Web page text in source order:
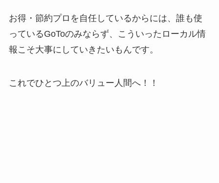
お得・節約プロを自任しているからには、誰も使
っているGoToのみならず、こういったローカル情
報こそ大事にしていきたいもんです。
これでひとつ上のバリュー人間へ！！